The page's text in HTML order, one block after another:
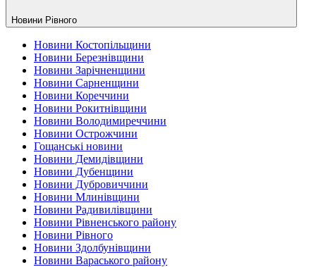
Новини Рiвного
Новини Костопільщини
Новини Березнівщини
Новини Зарічненщини
Новини Сарненщини
Новини Кореччини
Новини Рокитнівщини
Новини Володимиреччини
Новини Острожчини
Гощанські новини
Новини Демидівщини
Новини Дубенщини
Новини Дубровиччини
Новини Млинівщини
Новини Радивилівщини
Новини Рівненського району
Новини Рівного
Новини Здолбунівщини
Новини Вараського району